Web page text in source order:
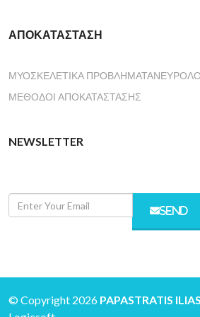
ΑΠΟΚΑΤΆΣΤΑΣΗ
ΜΥΟΣΚΕΛΕΤΙΚΆ ΠΡΟΒΛΉΜΑΤΑ
ΜΈΘΟΔΟΙ ΑΠΟΚΑΤΆΣΤΑΣΗΣ
NEWSLETTER
SEND
© Copyright 2026 PAPASTRATIS ILIAS